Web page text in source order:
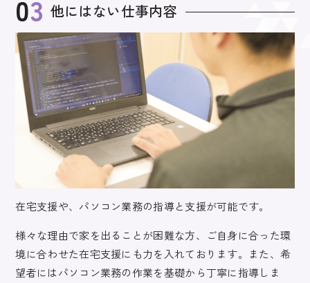
03 他にはない仕事内容
在宅支援や、パソコン業務の指導と支援が可能です。
様々な理由で家を出ることが困難な方、ご自身に合った環
境に合わせた在宅支援にも力を入れております。
また、希
望者にはパソコン業務の作業を基礎から丁寧に指導しま